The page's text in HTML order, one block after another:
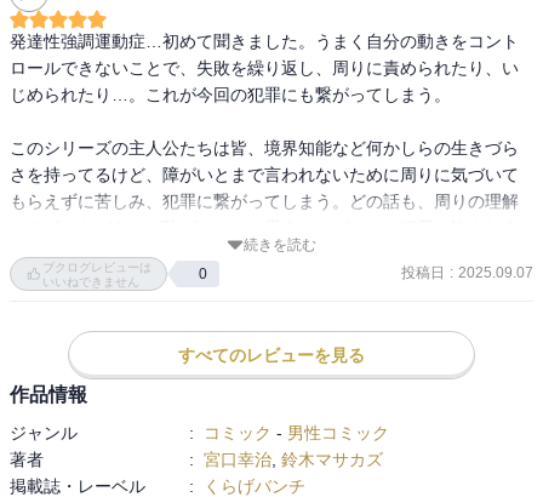
発達性強調運動症…初めて聞きました。うまく自分の動きをコント
ロールできないことで、失敗を繰り返し、周りに責められたり、い
じめられたり…。これが今回の犯罪にも繋がってしまう。
このシリーズの主人公たちは皆、境界知能など何かしらの生きづら
さを持ってるけど、障がいとまで言われないために周りに気づいて
もらえずに苦しみ、犯罪に繋がってしまう。どの話も、周りの理解
ことではないが、本人だけの問題でないということを考えるきっか
けになると思います。
続きを読む
ブクログレビューは
いいねできません
0 投稿日 : 2025.09.07
すべてのレビューを見る
作品情報
ジャンル : コミック - 男性コミック
著者
: 宮口幸治 鈴木マサカズ
掲載誌・レーベル
:
くらげバンチ